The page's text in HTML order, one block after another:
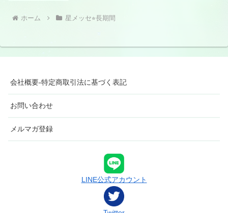
ホーム 星メッセ⭐︎長期間
会社概要-特定商取引法に基づく表記
お問い合わせ
メルマガ登録
LINE公式アカウント